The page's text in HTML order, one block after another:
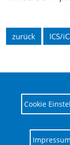
zurück ICS/
Cookie
Impressum